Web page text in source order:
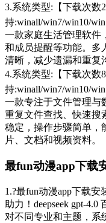
3.系统类型:【下载次数
持:winall/win7/win10/
一款家庭生活管理软件
和成员提醒等功能。多
清晰，减少遗漏和重复
4.系统类型:【下载次数
持:winall/win7/win10/
一款专注于文件管理与
重复文件查找、快速搜
稳定，操作步骤简单，
片、文档和视频资料。
最fun动漫app下载
1.?最fun动漫app下载
助力！deepseek gpt-
对不同专业和主题，系